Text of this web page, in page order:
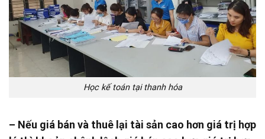
Học kế toán tại thanh hóa
– Nếu giá bán và thuê lại tài sản cao hơn giá trị hợp